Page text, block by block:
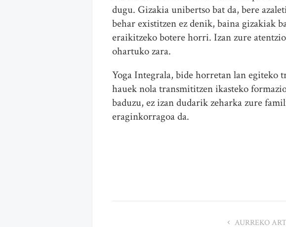
dugu. Gizakia unibertso bat da, bere
behar existitzen ez denik, baina gizakiak
eraikitzeko botere horri. Izan zure
ohartuko zara.
Yoga Integrala, bide horretan lan egiteko
hauek nola transmititzen ikasteko
baduzu, ez izan dudarik zeharka zure
eraginkorragoa da.
AURREKO